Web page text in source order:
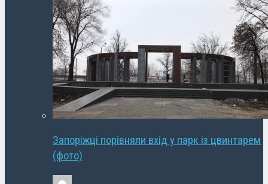
Запоріжці порівняли вхід у парк із цвинтарем
(фото)